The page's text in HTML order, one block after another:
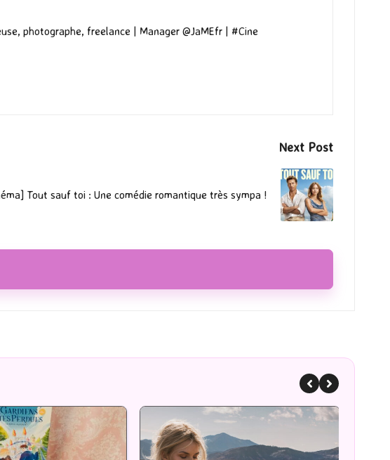
photographe, freelance | Manager @JaMEfr | #Cine
Next Post
Tout sauf toi : Une comédie romantique très sympa !